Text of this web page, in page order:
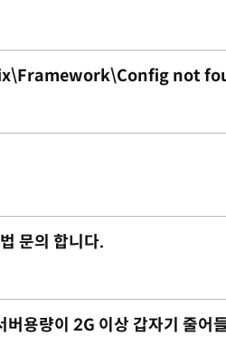
not
문의 합니다.
량이 2G 이상 갑자기 줄어